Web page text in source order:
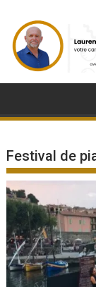
content
Festival de